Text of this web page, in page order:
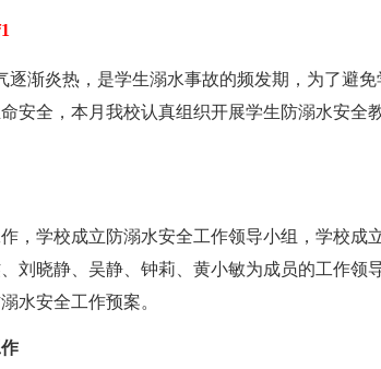
逐渐炎热，是学生溺水事故的频发期，为了避
安全，本月我校认真组织开展学生防溺水安全
，学校成立防溺水安全工作领导小组，学校成
刘晓静、吴静、钟莉、黄小敏为成员的工作领
水安全工作预案。